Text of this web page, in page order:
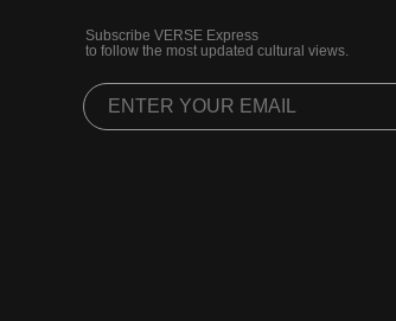
Subscribe VERSE Express
to follow the most updated cultural views.